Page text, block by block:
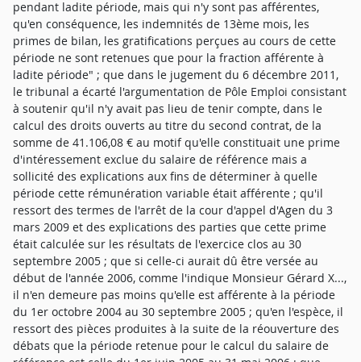
pendant ladite période, mais qui n'y sont pas afférentes,
qu'en conséquence, les indemnités de 13ème mois, les
primes de bilan, les gratifications perçues au cours de cette
période ne sont retenues que pour la fraction afférente à
ladite période" ; que dans le jugement du 6 décembre 2011,
le tribunal a écarté l'argumentation de Pôle Emploi consistant
à soutenir qu'il n'y avait pas lieu de tenir compte, dans le
calcul des droits ouverts au titre du second contrat, de la
somme de 41.106,08 € au motif qu'elle constituait une prime
d'intéressement exclue du salaire de référence mais a
sollicité des explications aux fins de déterminer à quelle
période cette rémunération variable était afférente ; qu'il
ressort des termes de l'arrêt de la cour d'appel d'Agen du 3
mars 2009 et des explications des parties que cette prime
était calculée sur les résultats de l'exercice clos au 30
septembre 2005 ; que si celle-ci aurait dû être versée au
début de l'année 2006, comme l'indique Monsieur Gérard X...,
il n'en demeure pas moins qu'elle est afférente à la période
du 1er octobre 2004 au 30 septembre 2005 ; qu'en l'espèce, il
ressort des pièces produites à la suite de la réouverture des
débats que la période retenue pour le calcul du salaire de